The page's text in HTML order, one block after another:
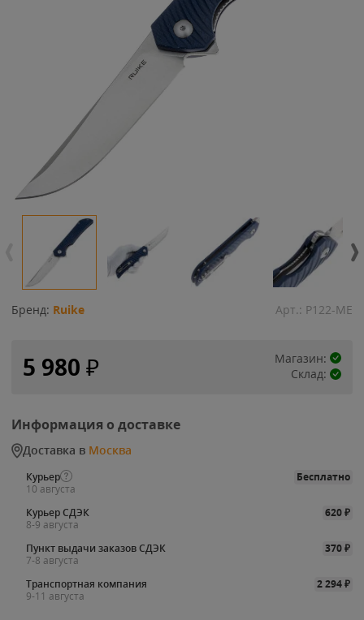
Бренд: Ruike Арт.: P122-ME
5 980 ₽
Магазин:
Склад:
Информация о доставке
Доставка в Москва
Курьер
Бесплатно
10 августа
Курьер СДЭК
620₽
8-9 августа
Пункт выдачи заказов СДЭК
370₽
7-8 августа
Транспортная компания
2 294₽
9-11 августа